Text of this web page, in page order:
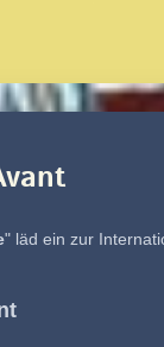
" läd ein zur